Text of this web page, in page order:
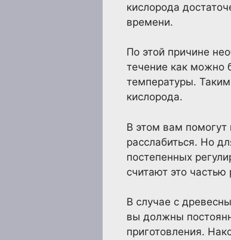
кислорода
времени.
По этой причине
течение как можно
температуры.
кислорода.
В этом вам помогут
расслабиться. Но
постепенных
считают это частью
В случае с
вы должны
приготовления.